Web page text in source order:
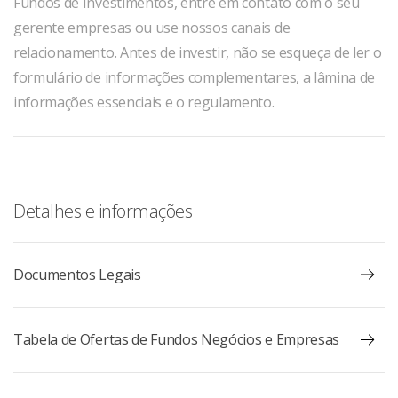
gerente empresas ou use nossos canais de
relacionamento. Antes de investir, não se esqueça de ler o
formulário de informações complementares, a lâmina de
informações essenciais e o regulamento.
Detalhes e informações
Documentos Legais
Tabela de Ofertas de Fundos Negócios e Empresas